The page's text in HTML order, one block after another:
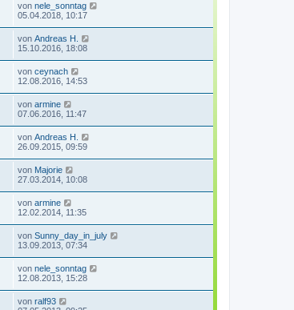
von nele_sonntag
05.04.2018, 10:17
von Andreas H.
15.10.2016, 18:08
von ceynach
12.08.2016, 14:53
von armine
07.06.2016, 11:47
von Andreas H.
26.09.2015, 09:59
von Majorie
27.03.2014, 10:08
von armine
12.02.2014, 11:35
von Sunny_day_in_july
13.09.2013, 07:34
von nele_sonntag
12.08.2013, 15:28
von ralf93